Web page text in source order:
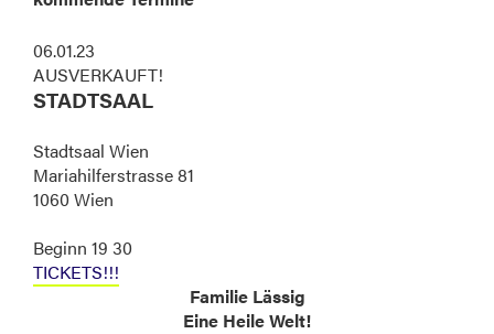
06.01.23
AUSVERKAUFT!
STADTSAAL
Stadtsaal Wien
Mariahilferstrasse 81
1060 Wien
Beginn 19 30
TICKETS!!!
Familie Lässig
Eine Heile Welt!